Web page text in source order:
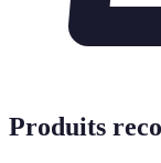
Produits